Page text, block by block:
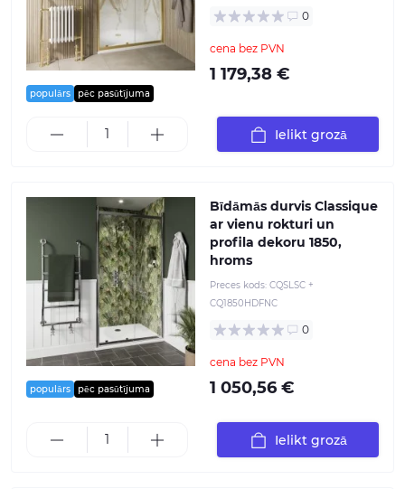
populārs pēc pasūtījuma
0
cena bez PVN
1 179,38 €
Ielikt grozā
populārs pēc pasūtījuma
Bīdāmās durvis Classique
ar vienu rokturi un
profila dekoru 1850,
hroms
Preces kods: CQSLSC +
CQ1850HDFNC
0
cena bez PVN
1 050,56 €
Ielikt grozā